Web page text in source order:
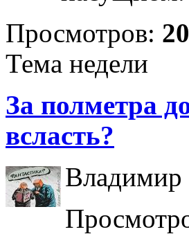
Просмотров:
Тема недели
За полметра
всласть?
Владимир